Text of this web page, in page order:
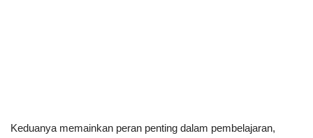
Keduanya memainkan peran penting dalam pembelajaran,